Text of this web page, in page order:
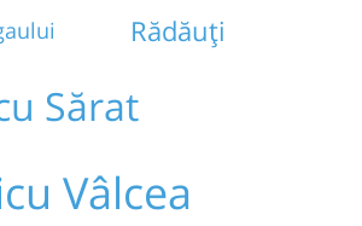
Rădăuți
Sărat
Vâlcea